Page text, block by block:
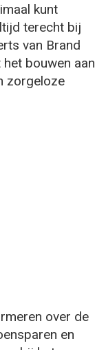
kunt
terecht bij
van Brand
bouwen aan
zorgeloze
over de
en